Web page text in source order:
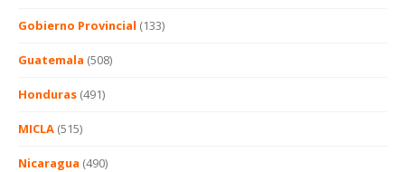
Gobierno Provincial (133)
Guatemala (508)
Honduras (491)
MICLA (515)
Nicaragua (490)